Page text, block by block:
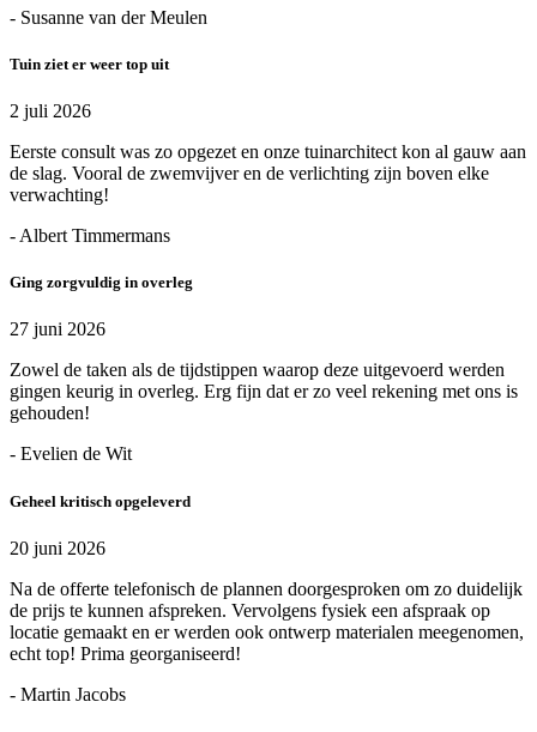
- Susanne van der Meulen
Tuin ziet er weer top uit
2 juli 2026
Eerste consult was zo opgezet en onze tuinarchitect kon al gauw aan
de slag. Vooral de zwemvijver en de verlichting zijn boven elke
verwachting!
- Albert Timmermans
Ging zorgvuldig in overleg
27 juni 2026
Zowel de taken als de tijdstippen waarop deze uitgevoerd werden
gingen keurig in overleg. Erg fijn dat er zo veel rekening met ons is
gehouden!
- Evelien de Wit
Geheel kritisch opgeleverd
20 juni 2026
Na de offerte telefonisch de plannen doorgesproken om zo duidelijk
de prijs te kunnen afspreken. Vervolgens fysiek een afspraak op
locatie gemaakt en er werden ook ontwerp materialen meegenomen,
echt top! Prima georganiseerd!
- Martin Jacobs